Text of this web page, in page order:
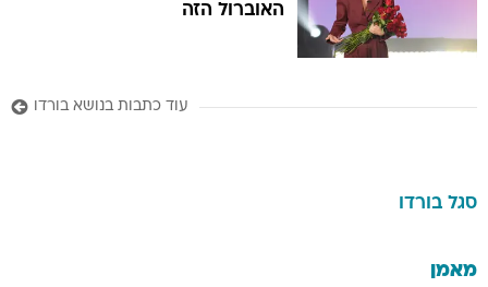
האוברול הזה
עוד כתבות בנושא בורדו
סגל בורדו
מאמן